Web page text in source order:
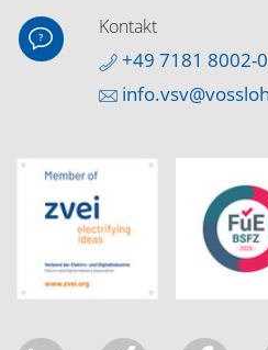
Kontakt
+49 7181 8002-0